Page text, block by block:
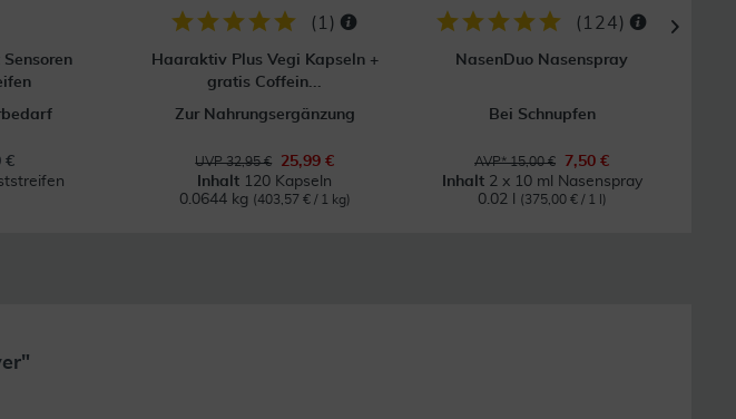
€
( 1 )
Haaraktiv Plus Vegi Kapseln +
gratis Coffein...
Zur Nahrungsergänzung
UVP 32,95 €
25,99 €
Inhalt 120 Kapseln
0.0644 kg (403,57 € / 1 kg)
( 124)
NasenDuo Nasenspray
Bei Schnupfen
AVP* 15,00 €
7,50 €
Inhalt 2 x 10 ml Nasenspray
0.02 l
(375,00 € / 1 l)